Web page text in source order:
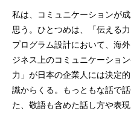
私は、コミュニケーションが
思う。ひとつめは、「伝える
プログラム設計において、海
ジネス上のコミュニケーショ
力」が日本の企業人には決定
識からくる。もっともな話で
た、敬語も含めた話し方や表